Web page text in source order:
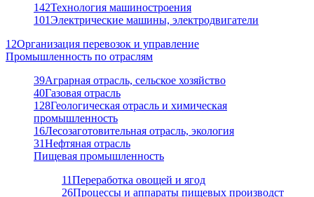
142Технология машиностроения
101Электрические машины, электродвигатели
12Организация перевозок и управление
Промышленность по отраслям
39Аграрная отрасль, сельское хозяйство
40Газовая отрасль
128Геологическая отрасль и химическая
промышленность
16Лесозаготовительная отрасль, экология
31Нефтяная отрасль
Пищевая промышленность
11Переработка овощей и ягод
26Процессы и аппараты пищевых производст